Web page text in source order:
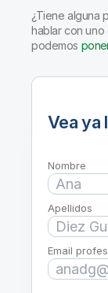
¿Tiene alguna
hablar con uno
podemos
Vea ya
Nombre
Apellidos
Email